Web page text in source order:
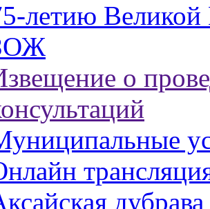
летию
о
дубрава